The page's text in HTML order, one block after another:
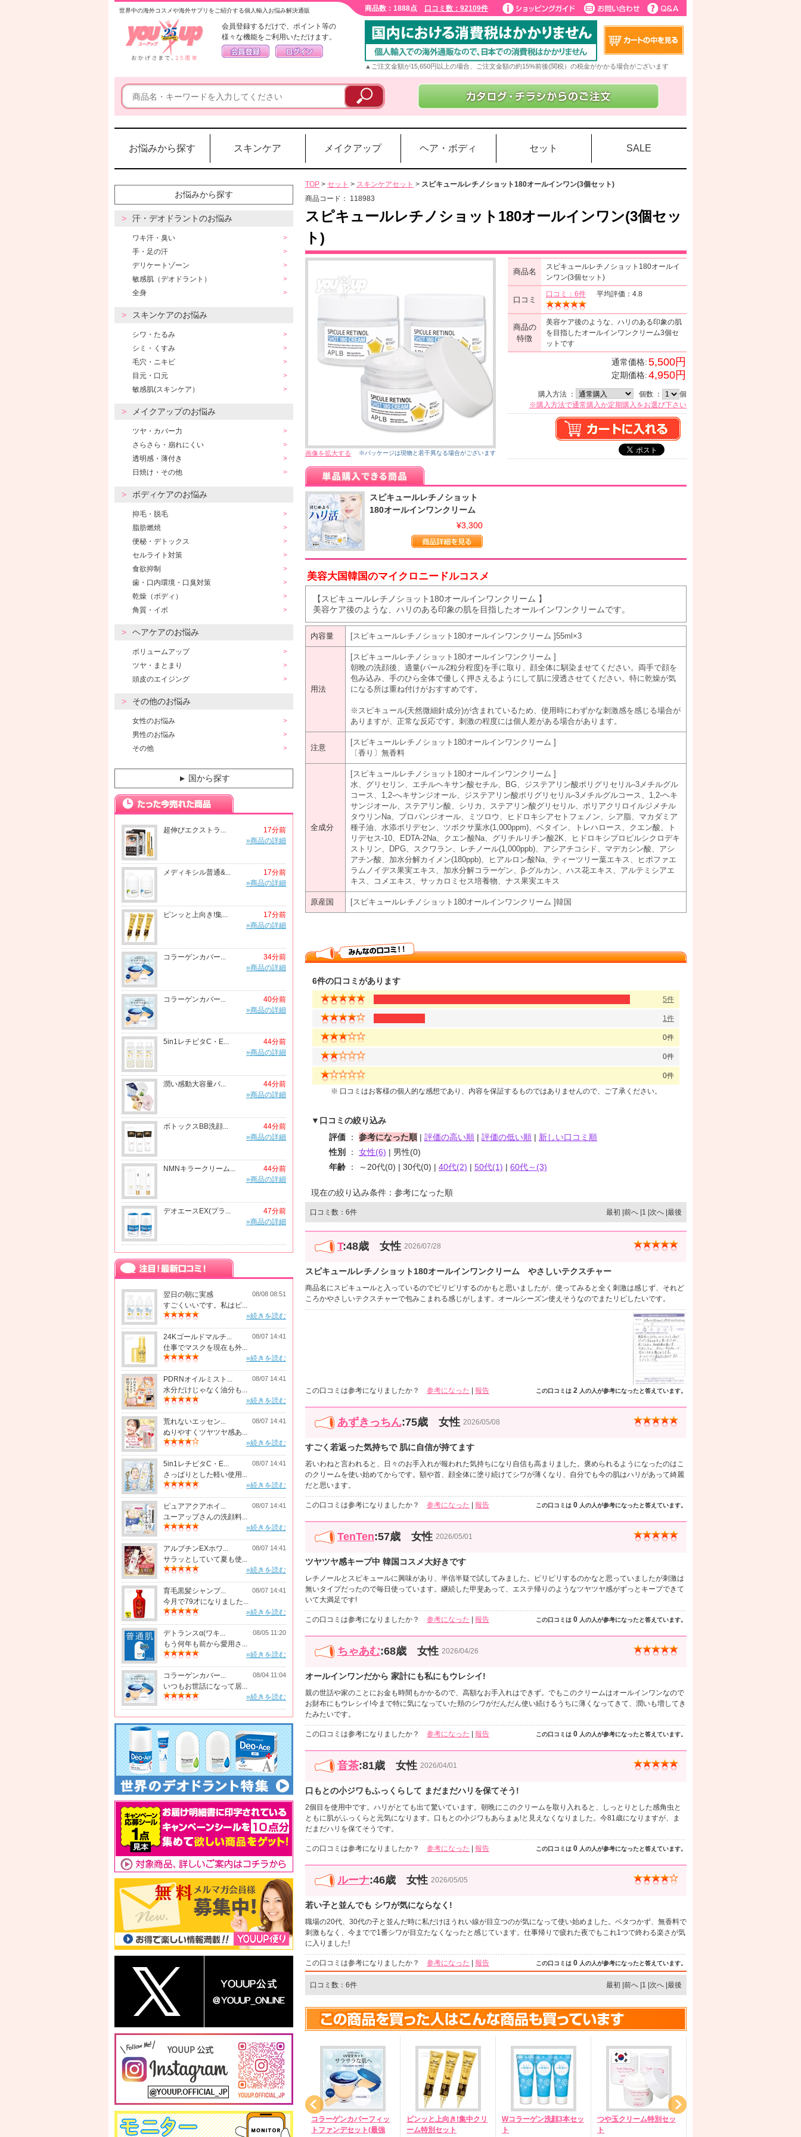
世界中の海外コスメや海外サプリをご紹介する個人輸入お悩み解決通販 商品数：1888点 口コミ数：92109件
会員登録するだけで、ポイント等の
様々な機能をご利用いただけます。
▲ご注文金額が15,650円以上の場合、ご注文金額の約15%前後(関税）の税金がかかる場合がございます
お悩みから探す スキンケア メイクアップ ヘア・ボディ セット SALE
お悩みから探す
汗・デオドラントのお悩み
ワキ汗・臭い
手・足の汗
デリケートゾーン
敏感肌（デオドラント）
全身
スキンケアのお悩み
シワ・たるみ
シミ・くすみ
毛穴・ニキビ
目元・口元
敏感肌(スキンケア）
メイクアップのお悩み
ツヤ・カバー力
さらさら・崩れにくい
透明感・薄付き
日焼け・その他
ボディケアのお悩み
抑毛・脱毛
脂肪燃焼
便秘・デトックス
セルライト対策
食欲抑制
歯・口内環境・口臭対策
乾燥（ボディ）
角質・イボ
ヘアケアのお悩み
ボリュームアップ
ツヤ・まとまり
頭皮のエイジング
その他のお悩み
女性のお悩み
男性のお悩み
その他
▼ 国から探す
超伸びエクストラ...
17分前
»商品の詳細
メディキシル普通&...
17分前
»商品の詳細
ピンッと上向き!集...
17分前
»商品の詳細
コラーゲンカバー...
34分前
»商品の詳細
コラーゲンカバー...
40分前
»商品の詳細
5in1レチビタC・E...
44分前
»商品の詳細
潤い感動大容量パ...
44分前
»商品の詳細
ボトックスBB洗顔...
44分前
»商品の詳細
NMNキラークリーム...
44分前
»商品の詳細
デオエースEX(プラ...
47分前
»商品の詳細
翌日の朝に実感 08/08 08:51
すごくいいです。私はピ...
»続きを読む
24Kゴールドマルチ... 08/07 14:41
仕事でマスクを現在も外...
»続きを読む
PDRNオイルミスト... 08/07 14:41
水分だけじゃなく油分も...
»続きを読む
荒れないエッセン... 08/07 14:41
ぬりやすくツヤツヤ感あ...
»続きを読む
5in1レチビタC・E... 08/07 14:41
さっぱりとした軽い使用...
»続きを読む
ピュアアクアホイ... 08/07 14:41
ユーアップさんの洗顔料...
»続きを読む
アルブチンEXホワ... 08/07 14:41
サラッとしていて夏も使...
»続きを読む
育毛黒髪シャンプ... 08/07 14:41
今月で79才になりました...
»続きを読む
デトランスα(ワキ... 08/05 11:20
もう何年も前から愛用さ...
»続きを読む
コラーゲンカバー... 08/04 11:04
いつもお世話になって居...
»続きを読む
TOP > セット > スキンケアセット > スピキュールレチノショット180オールインワン(3個セット)
商品コード： 118983
スピキュールレチノショット180オールインワン(3個セッ
ト)
画像を拡大する ※パッケージは現物と若干異なる場合がございます
商品名
スピキュールレチノショット180オールイ
ンワン(3個セット)
口コミ
口コミ：6件 平均評価：4.8
商品の
特徴
美容ケア後のような、ハリのある印象の肌
を目指したオールインワンクリーム3個セ
ットです
通常価格:5,500円
定期価格:4,950円
購入方法 ： 個数 ：
個
※購入方法で通常購入か定期購入をお選び下さい
スピキュールレチノショット
180オールインワンクリーム
¥3,300
美容大国韓国のマイクロニードルコスメ
【スピキュールレチノショット180オールインワンクリーム 】
美容ケア後のような、ハリのある印象の肌を目指したオールインワンクリームです。
内容量 [スピキュールレチノショット180オールインワンクリーム ]55ml×3
用法
[スピキュールレチノショット180オールインワンクリーム ]
朝晩の洗顔後、適量(パール2粒分程度)を手に取り、顔全体に馴染ませてください。両手で顔を
包み込み、手のひら全体で優しく押さえるようにして肌に浸透させてください。特に乾燥が気
になる所は重ね付けがおすすめです。
※スピキュール(天然微細針成分)が含まれているため、使用時にわずかな刺激感を感じる場合が
ありますが、正常な反応です。刺激の程度には個人差がある場合があります。
注意
[スピキュールレチノショット180オールインワンクリーム ]
〔香り〕無香料
全成分
[スピキュールレチノショット180オールインワンクリーム ]
水、グリセリン、エチルヘキサン酸セチル、BG、ジステアリン酸ポリグリセリル-3メチルグル
コース、1,2-へキサンジオール、ジステアリン酸ポリグリセリル-3メチルグルコース、1,2-ヘキ
サンジオール、ステアリン酸、シリカ、ステアリン酸グリセリル、ポリアクリロイルジメチル
タウリンNa、プロパンジオール、ミツロウ、ヒドロキシアセトフェノン、シア脂、マカダミア
種子油、水添ポリデセン、ツボクサ葉水(1,000ppm)、ベタイン、トレハロース、クエン酸、ト
リデセス-10、EDTA-2Na、クエン酸Na、グリチルリチン酸2K、ヒドロキシプロピルシクロデキ
ストリン、DPG、スクワラン、レチノール(1,000ppb)、アシアチコシド、マデカシン酸、アシ
アチン酸、加水分解カイメン(180ppb)、ヒアルロン酸Na、ティーツリー葉エキス、ヒポファエ
ラムノイデス果実エキス、加水分解コラーゲン、β-グルカン、ハス花エキス、アルテミシアエ
キス、コメエキス、サッカロミセス培養物、ナス果実エキス
原産国 [スピキュールレチノショット180オールインワンクリーム ]韓国
6件の口コミがあります
5件
1件
0件
0件
0件
※ 口コミはお客様の個人的な感想であり、内容を保証するものではありませんので、ご了承ください。
▼口コミの絞り込み
評価 ： 参考になった順 | 評価の高い順 | 評価の低い順 | 新しい口コミ順
性別
： 女性(6) | 男性(0)
年齢 ： ～20代(0) | 30代(0) | 40代(2) | 50代(1) | 60代～(3)
現在の絞り込み条件：参考になった順
口コミ数：6件 最初 |前へ |1 |次へ |最後
T:48歳 女性 2026/07/28
スピキュールレチノショット180オールインワンクリーム やさしいテクスチャー
商品名にスピキュールと入っているのでピリピリするのかもと思いましたが、使ってみると全く刺激は感じず、それど
ころかやさしいテクスチャーで包みこまれる感じがします。オールシーズン使えそうなのでまたリピしたいです。
この口コミは 2 人の人が参考になったと答えています。
この口コミは参考になりましたか？ 参考になった 報告
あずきっちん:75歳 女性 2026/05/08
すごく若返った気持ちで 肌に自信が持てます
若いわねと言われると、日々のお手入れが報われた気持ちになり自信も高まりました。褒められるようになったのはこ
のクリームを使い始めてからです。額や首、顔全体に塗り続けてシワが薄くなり、自分でも今の肌はハリがあって綺麗
だと思います。
この口コミは 0 人の人が参考になったと答えています。
この口コミは参考になりましたか？ 参考になった 報告
TenTen:57歳 女性 2026/05/01
ツヤツヤ感キープ中 韓国コスメ大好きです
レチノールとスピキュールに興味があり、半信半疑で試してみました。ピリピリするのかなと思っていましたが刺激は
無いタイプだったので毎日使っています。継続した甲斐あって、エステ帰りのようなツヤツヤ感がずっとキープできて
いて大満足です!
この口コミは 0 人の人が参考になったと答えています。
この口コミは参考になりましたか？ 参考になった 報告
ちゃあむ:68歳 女性 2026/04/26
オールインワンだから 家計にも私にもウレシイ!
親の世話や家のことにお金も時間もかかるので、高額なお手入れはできず。でもこのクリームはオールインワンなので
お財布にもウレシイ!今まで特に気になっていた頬のシワがだんだん使い続けるうちに薄くなってきて、潤いも増してき
たみたいです。
この口コミは 0 人の人が参考になったと答えています。
この口コミは参考になりましたか？ 参考になった 報告
音茶:81歳 女性 2026/04/01
口もとの小ジワもふっくらして まだまだハリを保てそう!
2個目を使用中です。ハリがとても出て驚いています。朝晩にこのクリームを取り入れると、しっとりとした感角虫と
ともに肌がふっくらと元気になります。口もとの小ジワもあらまぁ!と見えなくなりました。今81歳になりますが、ま
だまだハリを保てそうです。
この口コミは 0 人の人が参考になったと答えています。
この口コミは参考になりましたか？ 参考になった 報告
ルーナ:46歳 女性 2026/05/05
若い子と並んでも シワが気にならなく!
職場の20代、30代の子と並んだ時に私だけほうれい線が目立つのが気になって使い始めました。ベタつかず、無香料で
刺激もなく、今までで1番シワが目立たなくなったと感じています。仕事帰りで疲れた夜でもこれ1つで終わる楽さが気
に入りました!
この口コミは 0 人の人が参考になったと答えています。
この口コミは参考になりましたか？ 参考になった 報告
口コミ数：6件 最初 |前へ |1 |次へ |最後
5in1レチビタC・Eプレミ
アム化粧水(3個セット)
ピュアアクアホイップソ
ープ(3個セット)
コラーゲンカバーフィッ
トファンデセット(最強
ピンッと上向き!集中クリ
ーム特別セット
Wコラーゲン洗顔3本セッ
ト
つや玉クリーム特別セッ
ト